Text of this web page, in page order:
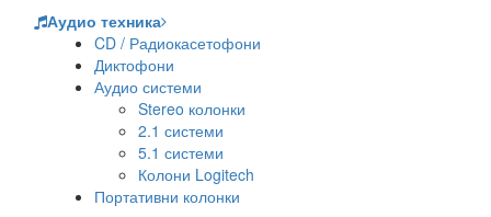
Аудио техника
CD / Радиокасетофони
Диктофони
Аудио системи
Stereo колонки
2.1 системи
5.1 системи
Колони Logitech
Портативни колонки